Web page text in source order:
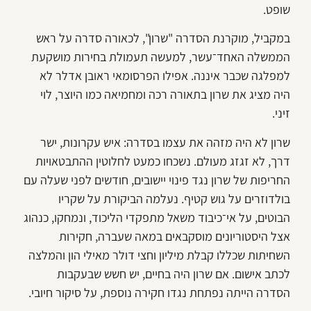
שופט.
במקביל, מוקרנת הסדרה "שרון", לכאורה סדרה על ראש
הממשלה האחד־עשר, למעשה תעמולת בחירות מושקעת
למפלגה שכבר איננה. אפילו הפרסומאי ראובן אדלר לא
היה מציג את שרון בתאורה רכה ומחמיאה כמו היוצר, לוי
זיני.
שרון לא היה מזהה את עצמו בסדרה: איש עקרונות, ישר
דרך, לא זגזג מעולם. נשכחו כמעט לחלוטין ההתבטאויות
החריפות של שרון נגד פינוי יישובים, חודשים לפני שעלה עם
בולדוזרים על גוש קטיף. נעלמה הביקורת על שקריו
הבוטים, על אי־כיבוד משאל מתפקדי הליכוד, ונמחקו, כנהוג
אצל היסטוריונים מוסקבאים במאה שעברה, חקירות
השחיתות שכללו קבלת מיליון וחצי דולר מאילי הון והמלצה
לכתב אישום. אם שרון היה בחיים, יש חשש שבעקבות
הסדרה הייתה נפתחת נגדו חקירה נוספת, על סיקור חיובי.